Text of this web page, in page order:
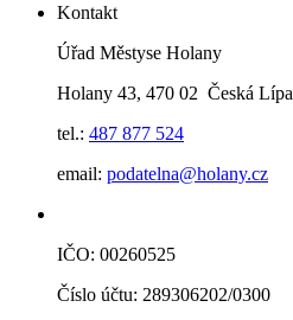
Kontakt
Úřad Městyse Holany
Holany 43, 470 02 Česká Lípa
tel.: 487 877 524
email: podatelna@holany.cz
IČO: 00260525
Číslo účtu: 289306202/0300